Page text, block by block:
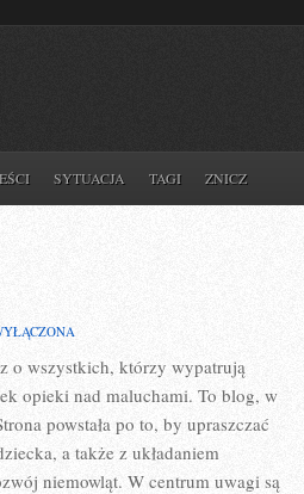
SYTUACJA TAGI ZNICZ
o wszystkich, którzy wypatrują
opieki nad maluchami. To blog, w
powstała po to, by upraszczać
a także z układaniem
niemowląt. W centrum uwagi są